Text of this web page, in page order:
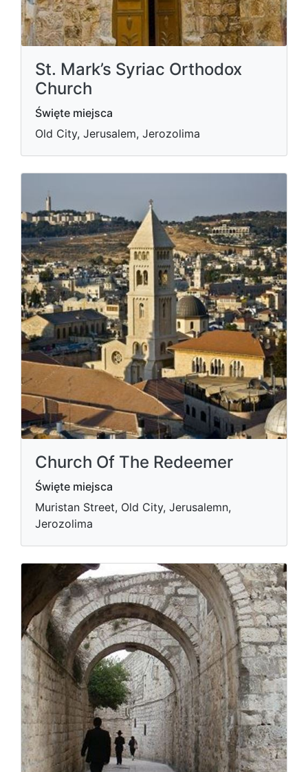
St. Mark’s Syriac Orthodox
Church
Święte miejsca
Old City, Jerusalem, Jerozolima
Church Of The Redeemer
Święte miejsca
Muristan Street, Old City, Jerusalemn,
Jerozolima